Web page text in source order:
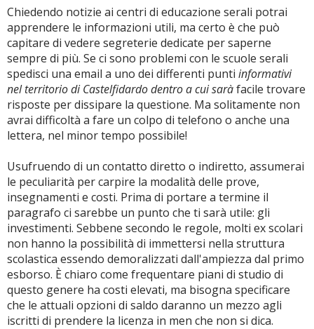
Chiedendo notizie ai centri di educazione serali potrai
apprendere le informazioni utili, ma certo è che può
capitare di vedere segreterie dedicate per saperne
sempre di più. Se ci sono problemi con le scuole serali
spedisci una email a uno dei differenti punti informativi
nel territorio di Castelfidardo dentro a cui saràfacile trovare
risposte per dissipare la questione. Ma solitamente non
avrai difficoltà a fare un colpo di telefono o anche una
lettera, nel minor tempo possibile!
Usufruendo di un contatto diretto o indiretto, assumerai
le peculiarità per carpire la modalità delle prove,
insegnamenti e costi. Prima di portare a termine il
paragrafo ci sarebbe un punto che ti sarà utile: gli
investimenti. Sebbene secondo le regole, molti ex scolari
non hanno la possibilità di immettersi nella struttura
scolastica essendo demoralizzati dall'ampiezza dal primo
esborso. È chiaro come frequentare piani di studio di
questo genere ha costi elevati, ma bisogna specificare
che le attuali opzioni di saldo daranno un mezzo agli
iscritti di prendere la licenza in men che non si dica.